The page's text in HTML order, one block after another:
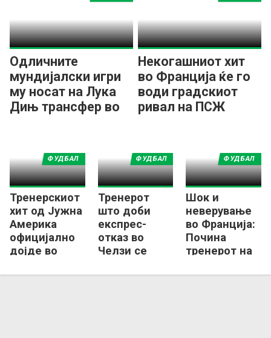
Одличните
мундијалски игри
му носат на Лука
Дињ трансфер во
Некогашниот хит
во Франција ќе го
води градскиот
ривал на ПСЖ
Тренерскиот
хит од Јужна
Америка
официјално
дојде во
ФУДБАЛ
Тренерот
што доби
експрес-
отказ во
Челзи се
работа во
ФУДБАЛ
Шок и
неверување
во Франција:
Почина
тренерот на
ФУДБАЛ